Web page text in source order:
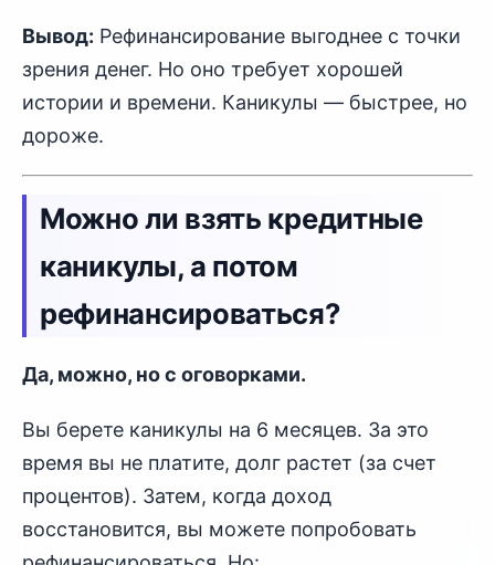
Вывод: Рефинансирование выгоднее с точки
зрения денег. Но оно требует хорошей
истории и времени. Каникулы — быстрее, но
дороже.
Можно ли взять кредитные
каникулы, а потом
рефинансироваться?
Да, можно, но с оговорками.
Вы берете каникулы на 6 месяцев. За это
время вы не платите, долг растет (за счет
процентов). Затем, когда доход
восстановится, вы можете попробовать